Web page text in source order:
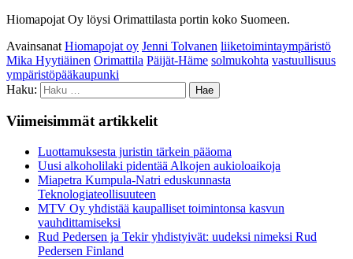
Hiomapojat Oy löysi Orimattilasta portin koko Suomeen.
Avainsanat Hiomapojat oy Jenni Tolvanen liiketoimintaympäristö
Mika Hyytiäinen Orimattila Päijät-Häme solmukohta vastuullisuus
ympäristöpääkaupunki
Haku:
Viimeisimmät artikkelit
Luottamuksesta juristin tärkein pääoma
Uusi alkoholilaki pidentää Alkojen aukioloaikoja
Miapetra Kumpula-Natri eduskunnasta
Teknologiateollisuuteen
MTV Oy yhdistää kaupalliset toimintonsa kasvun
vauhdittamiseksi
Rud Pedersen ja Tekir yhdistyivät: uudeksi nimeksi Rud
Pedersen Finland